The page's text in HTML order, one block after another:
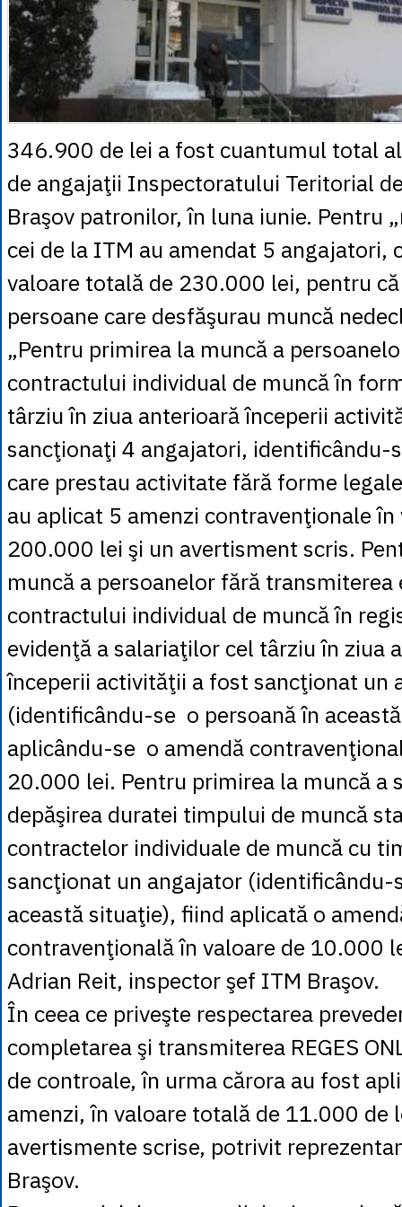
346.900 de lei a fost cuantumul total
de angajaţii Inspectoratului Teritorial
Braşov patronilor, în luna iunie. Pentru
cei de la ITM au amendat 5 angajatori,
valoare totală de 230.000 lei, pentru
persoane care desfăşurau muncă
„Pentru primirea la muncă a
contractului individual de muncă în
târziu în ziua anterioară începerii
sancţionaţi 4 angajatori, identificându-
care prestau activitate fără forme
au aplicat 5 amenzi contravenţionale
200.000 lei şi un avertisment scris.
muncă a persoanelor fără
contractului individual de muncă în
evidenţă a salariaţilor cel târziu în ziua
începerii activităţii a fost sancţionat un
(identificându-se o persoană în
aplicându-se o amendă
20.000 lei. Pentru primirea la muncă a
depăşirea duratei timpului de muncă
contractelor individuale de muncă cu
sancţionat un angajator (identificându-
această situaţie), fiind aplicată o
contravenţională în valoare de 10.000
Adrian Reit, inspector şef ITM Braşov.
În ceea ce priveşte respectarea
completarea şi transmiterea REGES
de controale, în urma cărora au fost
amenzi, în valoare totală de 11.000 de
avertismente scrise, potrivit
Braşov.